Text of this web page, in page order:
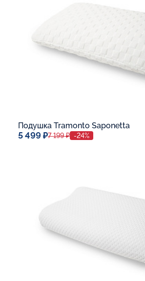
Подушка Tramonto Saponetta
5 499 ₽7 199 ₽ -24%